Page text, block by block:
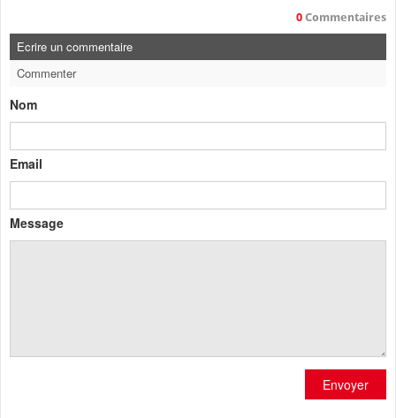
0 Commentaires
Ecrire un commentaire
Commenter
Nom
Email
Message
Envoyer